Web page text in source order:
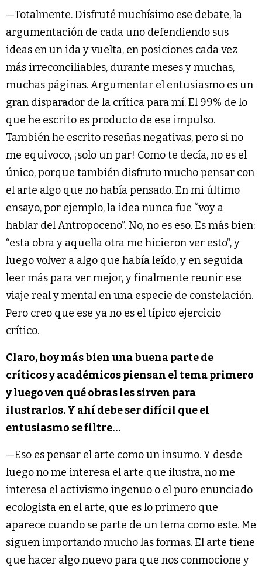
—Totalmente. Disfruté muchísimo ese debate, la
argumentación de cada uno defendiendo sus
ideas en un ida y vuelta, en posiciones cada vez
más irreconciliables, durante meses y muchas,
muchas páginas. Argumentar el entusiasmo es un
gran disparador de la crítica para mí. El 99% de lo
que he escrito es producto de ese impulso.
También he escrito reseñas negativas, pero si no
me equivoco, ¡solo un par! Como te decía, no es el
único, porque también disfruto mucho pensar con
el arte algo que no había pensado. En mi último
ensayo, por ejemplo, la idea nunca fue “voy a
hablar del Antropoceno”. No, no es eso. Es más bien:
“esta obra y aquella otra me hicieron ver esto”, y
luego volver a algo que había leído, y en seguida
leer más para ver mejor, y finalmente reunir ese
viaje real y mental en una especie de constelación.
Pero creo que ese ya no es el típico ejercicio
crítico.
Claro, hoy más bien una buena parte de
críticos y académicos piensan el tema primero
y luego ven qué obras les sirven para
ilustrarlos. Y ahí debe ser difícil que el
entusiasmo se filtre…
—Eso es pensar el arte como un insumo. Y desde
luego no me interesa el arte que ilustra, no me
interesa el activismo ingenuo o el puro enunciado
ecologista en el arte, que es lo primero que
aparece cuando se parte de un tema como este. Me
siguen importando mucho las formas. El arte tiene
que hacer algo nuevo para que nos conmocione y